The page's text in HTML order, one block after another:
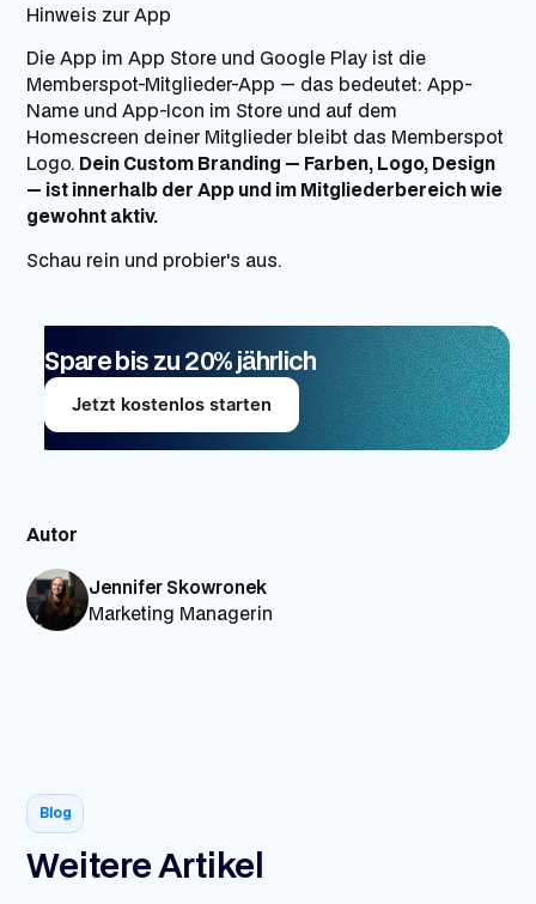
Hinweis zur App
Die App im App Store und Google Play ist die
Memberspot-Mitglieder-App — das bedeutet: App-
Name und App-Icon im Store und auf dem
Homescreen deiner Mitglieder bleibt das Memberspot
Logo. Dein Custom Branding — Farben, Logo, Design
— ist innerhalb der App und im Mitgliederbereich wie
gewohnt aktiv.
Schau rein und probier's aus.
Spare bis zu 20% jährlich
Jetzt kostenlos starten
Autor
Jennifer Skowronek
Marketing Managerin
Blog
Weitere Artikel